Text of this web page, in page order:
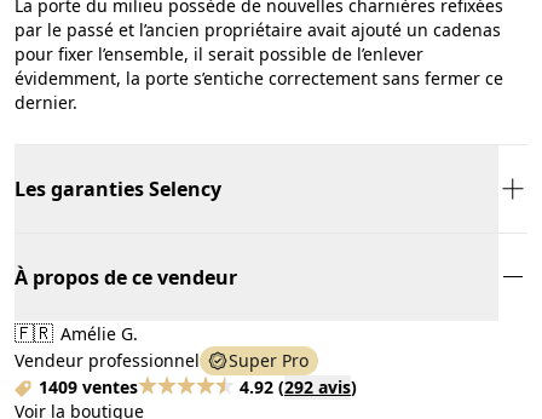
La porte du milieu possède de nouvelles charnières refixées
par le passé et l’ancien propriétaire avait ajouté un cadenas
pour fixer l’ensemble, il serait possible de l’enlever
évidemment, la porte s’entiche correctement sans fermer ce
dernier.
Les garanties Selency
À propos de ce vendeur
🇫🇷 Amélie G.
Vendeur professionnel
Super Pro
1409 ventes
4.92 (292 avis)
Voir la boutique